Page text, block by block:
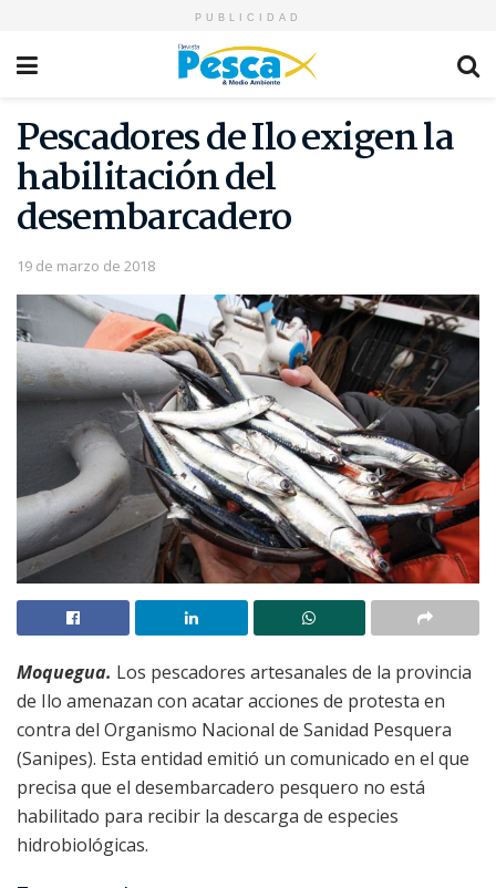
PUBLICIDAD
Pescadores de Ilo exigen la
habilitación del
desembarcadero
19 de marzo de 2018
Moquegua. Los pescadores artesanales de la provincia
de Ilo amenazan con acatar acciones de protesta en
contra del Organismo Nacional de Sanidad Pesquera
(Sanipes). Esta entidad emitió un comunicado en el que
precisa que el desembarcadero pesquero no está
habilitado para recibir la descarga de especies
hidrobiológicas.